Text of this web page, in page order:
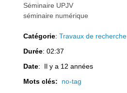
Séminaire UPJV
séminaire numérique
Catégorie:Travaux de recherche
Durée: 02:37
Date: Il y a 12 années
Mots clés: no-tag